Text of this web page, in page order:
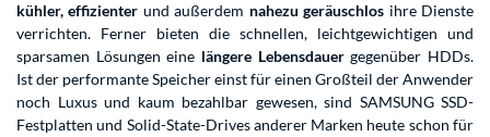
kühler, effizienter und außerdem nahezu geräuschlos ihre Dienste
verrichten. Ferner bieten die schnellen, leichtgewichtigen und
sparsamen Lösungen eine längere Lebensdauergegenüber HDDs.
Ist der performante Speicher einst für einen Großteil der Anwender
noch Luxus und kaum bezahlbar gewesen, sind SAMSUNG SSD-
Festplatten und Solid-State-Drivesanderer Marken heute schon für